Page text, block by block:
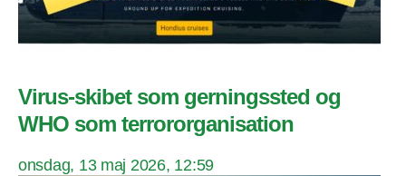
Virus-skibet som gerningssted og
WHO som terrororganisation
onsdag, 13 maj 2026, 12:59